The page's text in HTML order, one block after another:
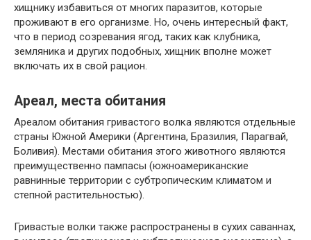
хищнику избавиться от многих паразитов, которые
проживают в его организме. Но, очень интересный факт,
что в период созревания ягод, таких как клубника,
земляника и других подобных, хищник вполне может
включать их в свой рацион.
Ареал, места обитания
Ареалом обитания гривастого волка являются отдельные
страны Южной Америки (Аргентина, Бразилия, Парагвай,
Боливия). Местами обитания этого животного являются
преимущественно пампасы (южноамериканские
равнинные территории с субтропическим климатом и
степной растительностью).
Гривастые волки также распространены в сухих саваннах,